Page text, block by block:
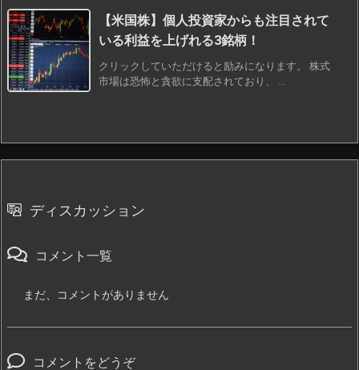
【米国株】個人投資家からも注目されて
いる利益を上げれる3銘柄！
クリックしていただけると励みになります。 株式
市場は恐怖と貪欲に支配されており、 ...
ディスカッション
コメント一覧
まだ、コメントがありません
コメントをどうぞ